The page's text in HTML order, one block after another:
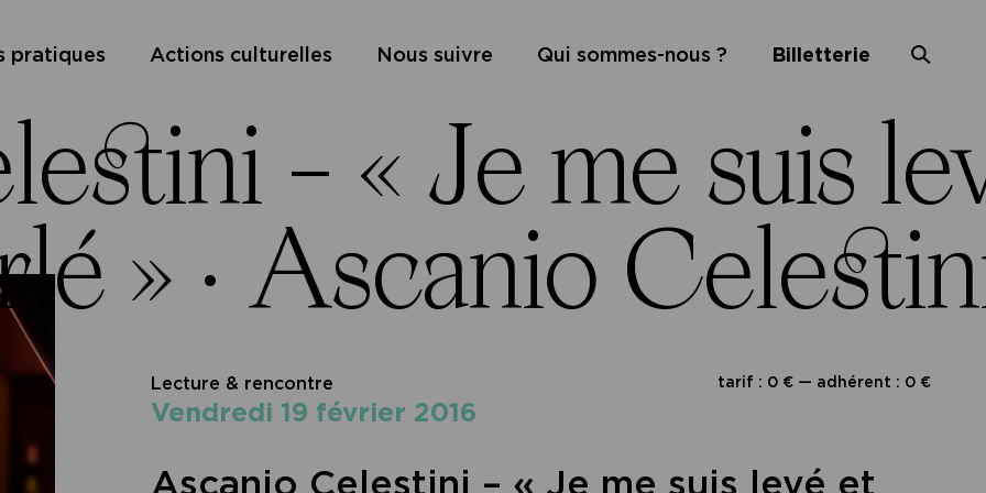
pratiques Actions culturelles Nous suivre Qui sommes-nous ? Billetterie
– « Je me suis
» · Ascanio
tarif : 0 € — adhérent : 0 €
Lecture & rencontre
vendredi 19 février 2016
Ascanio Celestini – « Je me suis levé et